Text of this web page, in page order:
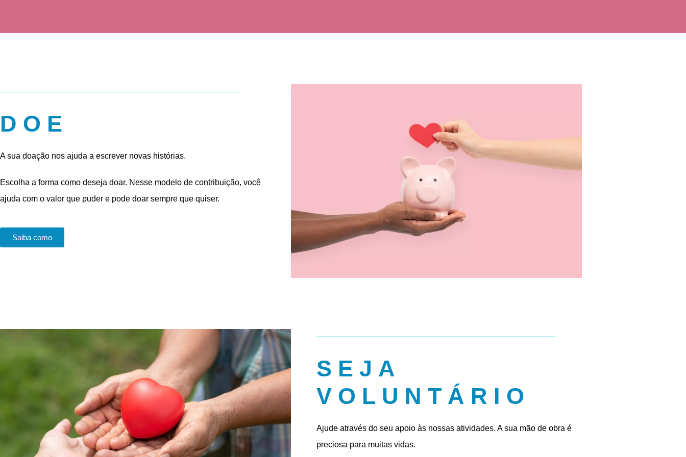
DOE
A sua doação nos ajuda a escrever novas histórias.
Escolha a forma como deseja doar. Nesse modelo de contribuição, você
ajuda com o valor que puder e pode doar sempre que quiser.
Saiba como
SEJA
VOLUNTÁRIO
Ajude através do seu apoio às nossas atividades. A sua mão de obra é
preciosa para muitas vidas.